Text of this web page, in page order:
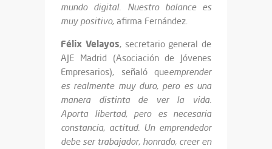
mundo digital. Nuestro balance es
muy positivo, afirma Fernández.
Félix Velayos, secretario general de
AJE Madrid (Asociación de Jóvenes
Empresarios), señaló queemprender
es realmente muy duro, pero es una
manera distinta de ver la vida.
Aporta libertad, pero es necesaria
constancia, actitud. Un emprendedor
debe ser trabajador, honrado, creer en